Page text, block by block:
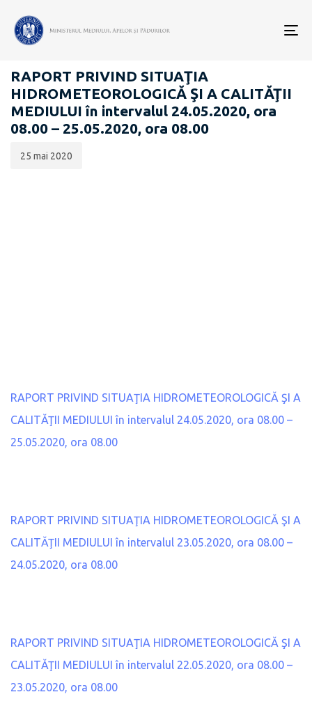
RAPOARTE ZILNICE STAREA MEDIULUI
RAPORT PRIVIND SITUAŢIA
HIDROMETEOROLOGICĂ ŞI A CALITĂŢII
MEDIULUI în intervalul 24.05.2020, ora
08.00 – 25.05.2020, ora 08.00
publicării:
25 mai 2020
RAPORT PRIVIND SITUAŢIA HIDROMETEOROLOGICĂ ŞI A
CALITĂŢII MEDIULUI în intervalul 24.05.2020, ora 08.00 –
25.05.2020, ora 08.00
RAPORT PRIVIND SITUAŢIA HIDROMETEOROLOGICĂ ŞI A
CALITĂŢII MEDIULUI în intervalul 23.05.2020, ora 08.00 –
24.05.2020, ora 08.00
RAPORT PRIVIND SITUAŢIA HIDROMETEOROLOGICĂ ŞI A
CALITĂŢII MEDIULUI în intervalul 22.05.2020, ora 08.00 –
23.05.2020, ora 08.00